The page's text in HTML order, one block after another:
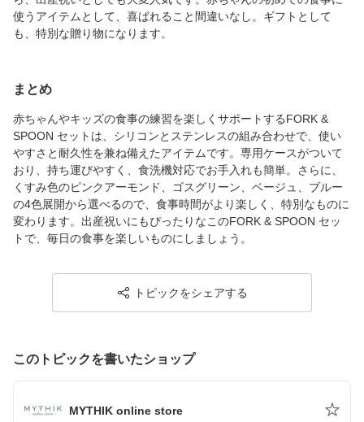
使うアイテムとして、喜ばれること間違いなし。ギフトとして
も、特別な贈り物になります。
まとめ
赤ちゃんやキッズの食事の練習を楽しくサポートするFORK &
SPOON セットは、シリコンとステンレスの組み合わせで、使い
やすさと耐久性を兼ね備えたアイテムです。専用ケースがついて
おり、持ち運びやすく、食洗機対応でお手入れも簡単。さらに、
くすみ色のピンクアーモンド、ゴスグリーン、ベージュ、ブルー
の4色展開から選べるので、食事時間がより楽しく、特別なものに
変わります。出産祝いにもぴったりなこのFORK & SPOON セッ
トで、毎日の食事を楽しいものにしましょう。
トピックをシェアする
このトピックを書いたショップ
MYTHIK online store